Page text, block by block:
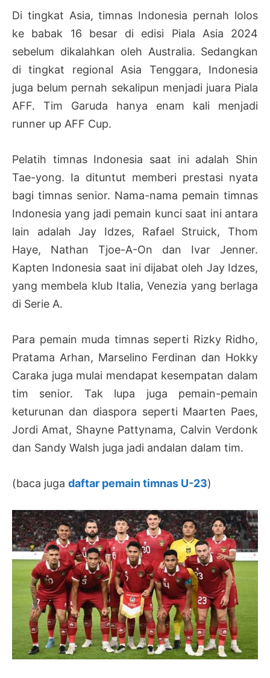
Di tingkat Asia, timnas Indonesia pernah lolos
ke babak 16 besar di edisi Piala Asia 2024
sebelum dikalahkan oleh Australia. Sedangkan
di tingkat regional Asia Tenggara, Indonesia
juga belum pernah sekalipun menjadi juara Piala
AFF. Tim Garuda hanya enam kali menjadi
runner up AFF Cup.
Pelatih timnas Indonesia saat ini adalah Shin
Tae-yong. Ia dituntut memberi prestasi nyata
bagi timnas senior. Nama-nama pemain timnas
Indonesia yang jadi pemain kunci saat ini antara
lain adalah Jay Idzes, Rafael Struick, Thom
Haye, Nathan Tjoe-A-On dan Ivar Jenner.
Kapten Indonesia saat ini dijabat oleh Jay Idzes,
yang membela klub Italia, Venezia yang berlaga
di Serie A.
Para pemain muda timnas seperti Rizky Ridho,
Pratama Arhan, Marselino Ferdinan dan Hokky
Caraka juga mulai mendapat kesempatan dalam
tim senior. Tak lupa juga pemain-pemain
keturunan dan diaspora seperti Maarten Paes,
Jordi Amat, Shayne Pattynama, Calvin Verdonk
dan Sandy Walsh juga jadi andalan dalam tim.
(baca juga daftar pemain timnas U-23)